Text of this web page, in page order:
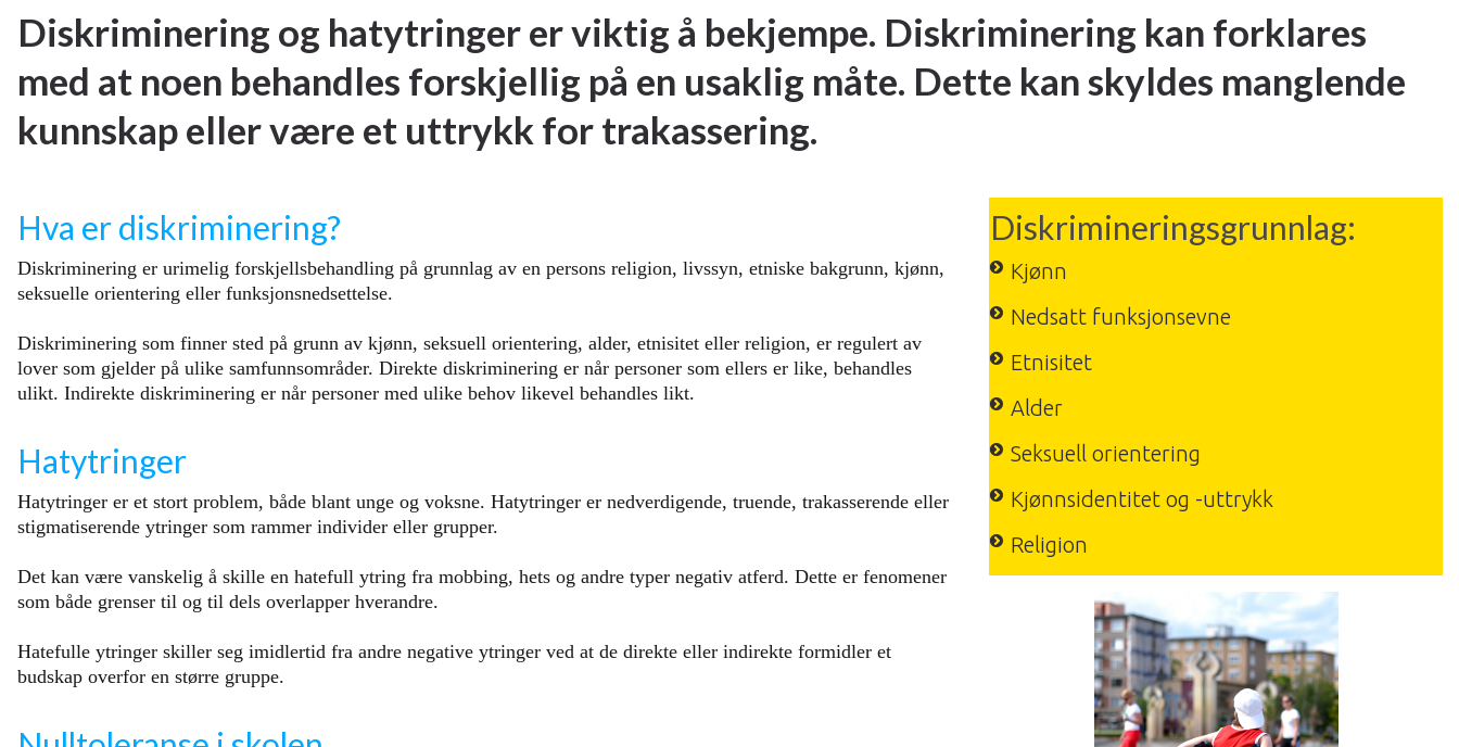
Diskriminering og hatytringer er viktig å bekjempe. Diskriminering kan forklares
med at noen behandles forskjellig på en usaklig måte. Dette kan skyldes manglende
kunnskap eller være et uttrykk for trakassering.
Hva er diskriminering?
Diskriminering er urimelig forskjellsbehandling på grunnlag av en persons religion, livssyn, etniske bakgrunn, kjønn,
seksuelle orientering eller funksjonsnedsettelse.
Diskriminering som finner sted på grunn av kjønn, seksuell orientering, alder, etnisitet eller religion, er regulert av
lover som gjelder på ulike samfunnsområder. Direkte diskriminering er når personer som ellers er like, behandles
ulikt. Indirekte diskriminering er når personer med ulike behov likevel behandles likt.
Hatytringer
Hatytringer er et stort problem, både blant unge og voksne. Hatytringer er nedverdigende, truende, trakasserende eller
stigmatiserende ytringer som rammer individer eller grupper.
Det kan være vanskelig å skille en hatefull ytring fra mobbing, hets og andre typer negativ atferd. Dette er fenomener
som både grenser til og til dels overlapper hverandre.
Hatefulle ytringer skiller seg imidlertid fra andre negative ytringer ved at de direkte eller indirekte formidler et
budskap overfor en større gruppe.
Diskrimineringsgrunnlag:
Kjønn
Nedsatt funksjonsevne
Etnisitet
Alder
Seksuell orientering
Kjønnsidentitet og -uttrykk
Religion